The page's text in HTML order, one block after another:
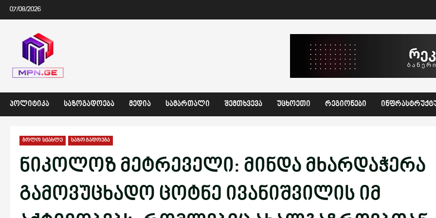
Skip
to
07/08/2026
ᲞᲝᲚᲘᲢᲘᲙᲐ ᲡᲐᲖᲝᲒᲐᲓᲝᲔᲑᲐ ᲛᲔᲓᲘᲐ ᲡᲐᲛᲐᲠᲗᲐᲚᲘ ᲨᲔᲛᲗᲮᲕᲔᲕᲐ ᲣᲪᲮᲝᲔᲗᲘ ᲠᲔᲒᲘᲝᲜᲔᲑᲘ
ბოლო სიახლე საზოგადოება
ნიკოლოზ მეტრეველი: მინდა მხარდაჭერა
გამოვუცხადო ცოტნე ივანიშვილის იმ